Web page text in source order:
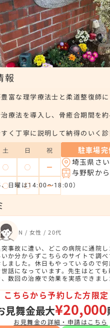
報
富な理学療法士と柔道整復師
療法を導入し、骨癒合期間を
く丁寧に説明して納得のいく
土 日 祝
◯ ◯ ー
日曜は14:00～18:00）
◯ ◯ ー
駐車場完
埼玉県さ
与野駅か
N / 女性 / 20代
事故に遭い、どこの病院に通院し
いか分からずこちらのサイトで調べ
ました。休日もやっているので何
世話になっています。先生はとても
、数回の治療で効果を実感できまし
こちらから予約した方限定
見舞金最大¥20,000
お見舞金の詳細・申請はこちら